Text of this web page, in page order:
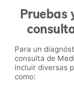
Pruebas
Para un
consulta de
incluir diversas
como: